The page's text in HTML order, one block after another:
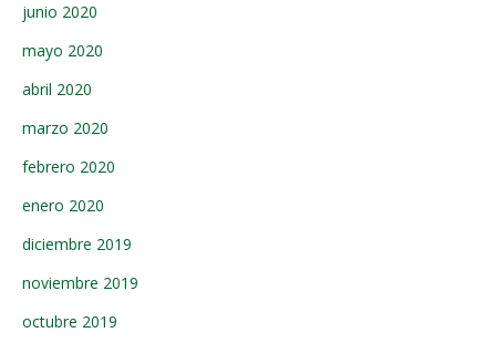
junio 2020
mayo 2020
abril 2020
marzo 2020
febrero 2020
enero 2020
diciembre 2019
noviembre 2019
octubre 2019